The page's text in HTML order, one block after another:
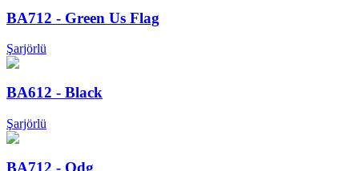
BA712 - Green Us Flag
Şarjörlü
BA612 - Black
Şarjörlü
BA712 - Odg